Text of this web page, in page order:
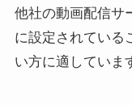
他社の動画配信サ
に設定されている
い方に適していま